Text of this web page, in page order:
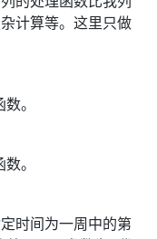
计算等。这里只做
。
。
时间为一周中的第